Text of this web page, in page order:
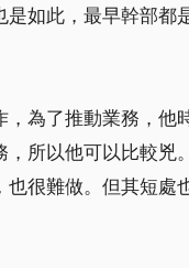
如此，最早幹部都
為了推動業務，他
所以他可以比較兇
很難做。但其短處